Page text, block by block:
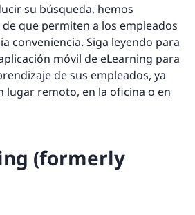
su búsqueda, hemos
que permiten a los empleados
conveniencia. Siga leyendo para
móvil de eLearning para
de sus empleados, ya
lugar remoto, en la oficina o en
(formerly